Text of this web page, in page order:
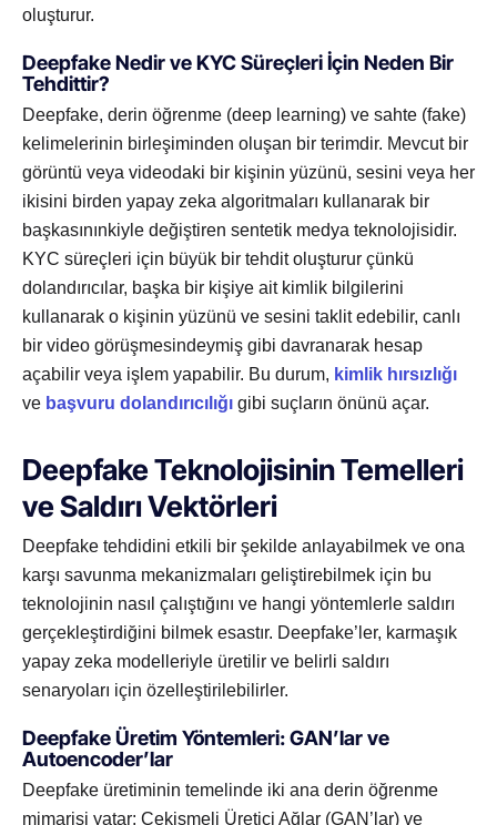
oluşturur.
Deepfake Nedir ve KYC Süreçleri İçin Neden Bir
Tehdittir?
Deepfake, derin öğrenme (deep learning) ve sahte (fake)
kelimelerinin birleşiminden oluşan bir terimdir. Mevcut bir
görüntü veya videodaki bir kişinin yüzünü, sesini veya her
ikisini birden yapay zeka algoritmaları kullanarak bir
başkasınınkiyle değiştiren sentetik medya teknolojisidir.
KYC süreçleri için büyük bir tehdit oluşturur çünkü
dolandırıcılar, başka bir kişiye ait kimlik bilgilerini
kullanarak o kişinin yüzünü ve sesini taklit edebilir, canlı
bir video görüşmesindeymiş gibi davranarak hesap
açabilir veya işlem yapabilir. Bu durum, kimlik hırsızlığı
ve başvuru dolandırıcılığı gibi suçların önünü açar.
Deepfake Teknolojisinin Temelleri
ve Saldırı Vektörleri
Deepfake tehdidini etkili bir şekilde anlayabilmek ve ona
karşı savunma mekanizmaları geliştirebilmek için bu
teknolojinin nasıl çalıştığını ve hangi yöntemlerle saldırı
gerçekleştirdiğini bilmek esastır. Deepfake’ler, karmaşık
yapay zeka modelleriyle üretilir ve belirli saldırı
senaryoları için özelleştirilebilirler.
Deepfake Üretim Yöntemleri: GAN’lar ve
Autoencoder’lar
Deepfake üretiminin temelinde iki ana derin öğrenme
mimarisi yatar: Çekişmeli Üretici Ağlar (GAN’lar) ve